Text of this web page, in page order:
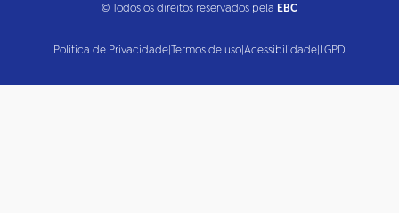
© Todos os direitos reservados pela EBC
Política de Privacidade|Termos de uso|Acessibilidade|LGPD